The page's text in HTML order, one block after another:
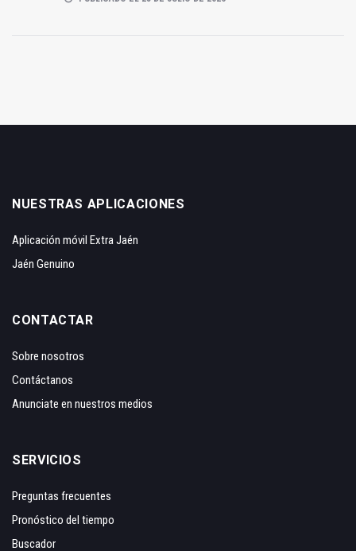
NUESTRAS APLICACIONES
Aplicación móvil Extra Jaén
Jaén Genuino
CONTACTAR
Sobre nosotros
Contáctanos
Anunciate en nuestros medios
SERVICIOS
Preguntas frecuentes
Pronóstico del tiempo
Buscador